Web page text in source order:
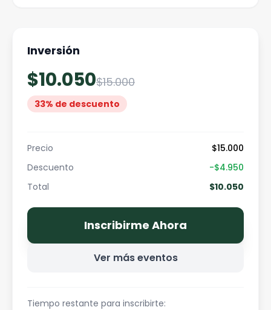
Inversión
$10.050$15.000
33% de descuento
Precio
$15.000
Descuento
-$4.950
Total
$10.050
Inscribirme Ahora
Ver más eventos
Tiempo restante para inscribirte: